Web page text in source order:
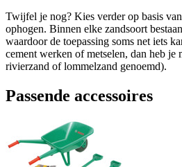
Twijfel je nog? Kies verder op basis
ophogen. Binnen elke zandsoort
waardoor de toepassing soms net iets
cement werken of metselen, dan heb je
rivierzand of lommelzand genoemd).
Passende accessoires